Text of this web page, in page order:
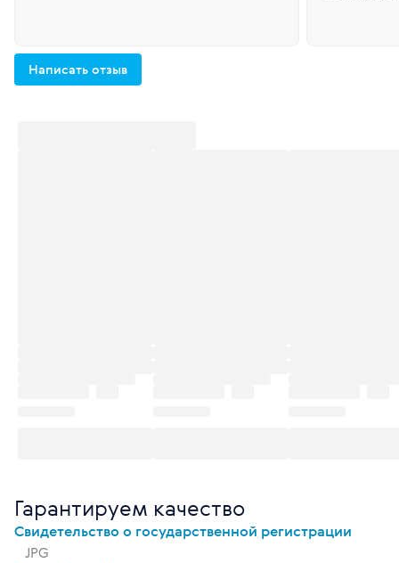
Написать отзыв
Гарантируем качество
Свидетельство о государственной регистрации
JPG